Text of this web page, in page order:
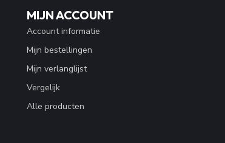
MIJN ACCOUNT
Account informatie
Mijn bestellingen
Mijn verlanglijst
Vergelijk
Alle producten